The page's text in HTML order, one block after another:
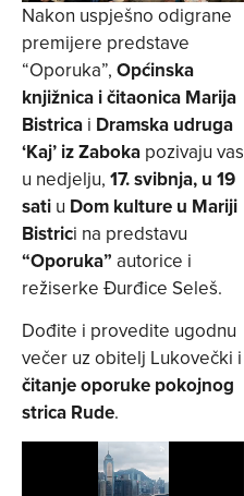
Nakon uspješno odigrane
premijere predstave
“Oporuka”, Općinska
knjižnica i čitaonica Marija
Bistrica i Dramska udruga
‘Kaj’ iz Zaboka pozivaju vas
u nedjelju, 17. svibnja, u 19
sati u Dom kulture u Mariji
Bistrici na predstavu
“Oporuka” autorice i
režiserke Đurđice Seleš.
Dođite i provedite ugodnu
večer uz obitelj Lukovečki i
čitanje oporuke pokojnog
strica Rude.